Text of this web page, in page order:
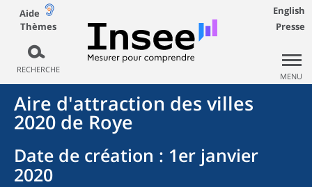
Aide
Thèmes
RECHERCHE
English
Presse
MENU
Aire d'attraction des villes
2020 de Roye
Date de création : 1er janvier
2020